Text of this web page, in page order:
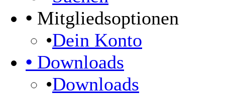
• Mitgliedsoptionen
•Dein Konto
• Downloads
•Downloads